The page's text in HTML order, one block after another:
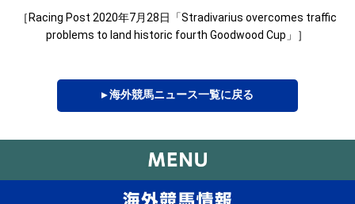
［Racing Post 2020年7月28日「Stradivarius overcomes traffic
problems to land historic fourth Goodwood Cup」］
▸ 海外競馬ニュース一覧に戻る